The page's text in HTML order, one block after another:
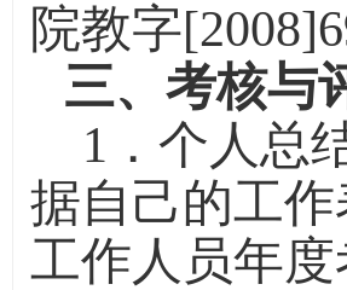
院教字
三、考核与
1 ．个人总
据自己的工作
工作人员年